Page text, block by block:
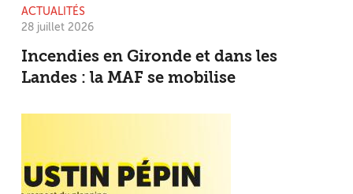
ACTUALITÉS
28 juillet 2026
Incendies en Gironde et dans les
Landes : la MAF se mobilise